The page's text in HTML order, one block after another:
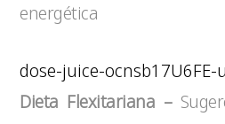
energética
dose-juice-ocnsb17U6FE-
Dieta Flexitariana –